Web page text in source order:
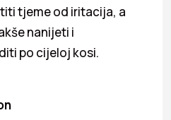
tjeme od iritacija, a
nanijeti i
po cijeloj kosi.